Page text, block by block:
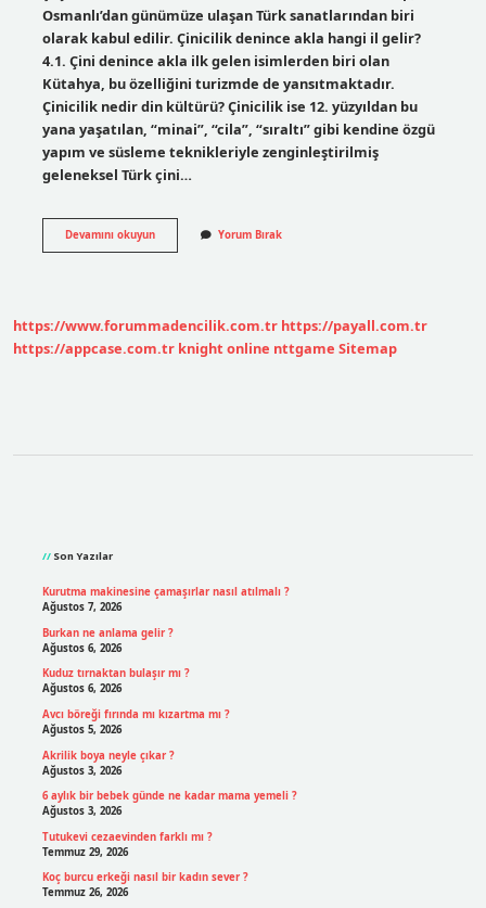
Osmanlı’dan günümüze ulaşan Türk sanatlarından biri
olarak kabul edilir. Çinicilik denince akla hangi il gelir?
4.1. Çini denince akla ilk gelen isimlerden biri olan
Kütahya, bu özelliğini turizmde de yansıtmaktadır.
Çinicilik nedir din kültürü? Çinicilik ise 12. yüzyıldan bu
yana yaşatılan, “minai”, “cila”, “sıraltı” gibi kendine özgü
yapım ve süsleme teknikleriyle zenginleştirilmiş
geleneksel Türk çini…
Devamını okuyunÇinicilik
Türk
Yorum Bırak
https://www.forummadencilik.com.tr https://payall.com.tr
https://appcase.com.tr knight online nttgame Sitemap
Son Yazılar
Kurutma makinesine çamaşırlar nasıl atılmalı ?
Ağustos 7, 2026
Burkan ne anlama gelir ?
Ağustos 6, 2026
Kuduz tırnaktan bulaşır mı ?
Ağustos 6, 2026
Avcı böreği fırında mı kızartma mı ?
Ağustos 5, 2026
Akrilik boya neyle çıkar ?
Ağustos 3, 2026
6 aylık bir bebek günde ne kadar mama yemeli ?
Ağustos 3, 2026
Tutukevi cezaevinden farklı mı ?
Temmuz 29, 2026
Koç burcu erkeği nasıl bir kadın sever ?
Temmuz 26, 2026